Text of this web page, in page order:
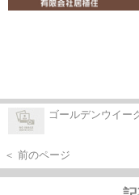
ゴールデンウイー
＜ 前のページ